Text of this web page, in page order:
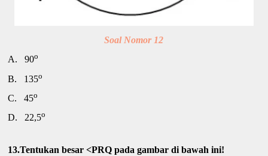
Soal Nomor 12
A.
90o
B. 135o
C. 45o
D. 22,5o
13.Tentukan besar <PRQ pada gambar di bawah ini!